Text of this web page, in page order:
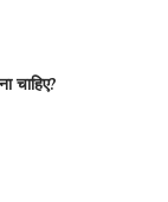
चाहिए?